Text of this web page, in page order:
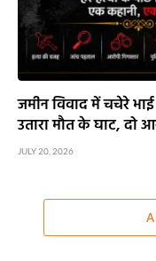
जमीन विवाद में चचेरे
उतारा मौत के घाट, दो
JULY 20, 2026